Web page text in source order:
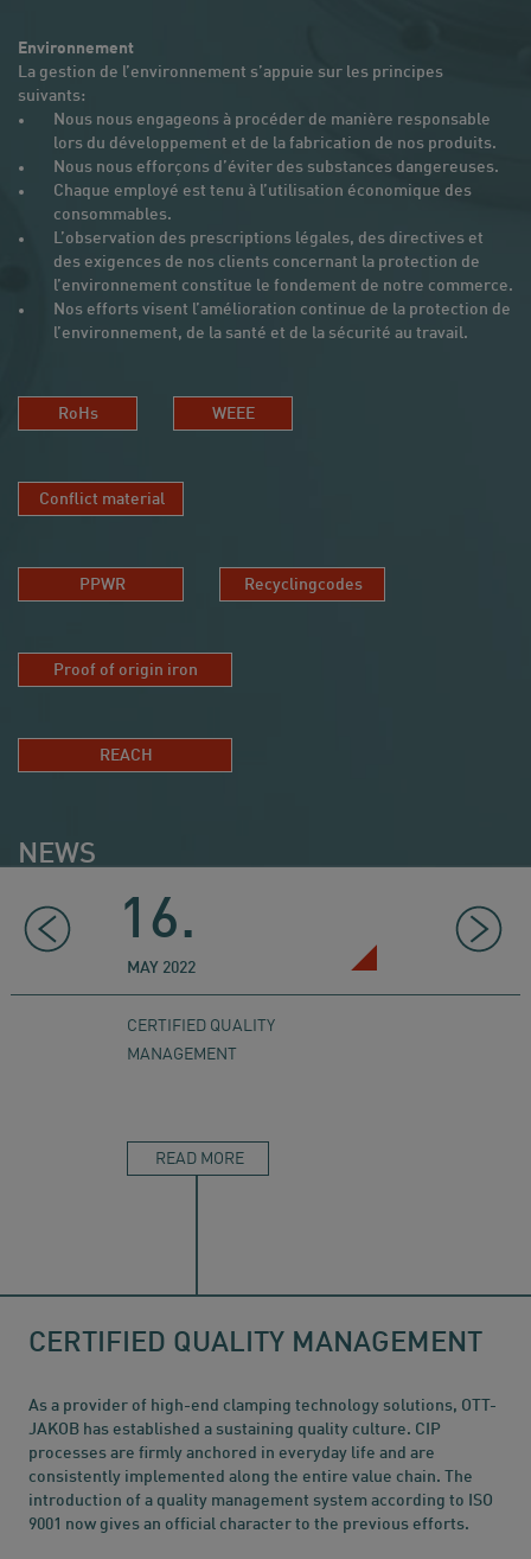
Environnement
La gestion de l’environnement s’appuie sur les principes
suivants:
Nous nous engageons à procéder de manière responsable
lors du développement et de la fabrication de nos produits.
Nous nous efforçons d’éviter des substances dangereuses.
Chaque employé est tenu à l’utilisation économique des
consommables.
L’observation des prescriptions légales, des directives et
des exigences de nos clients concernant la protection de
l’environnement constitue le fondement de notre commerce.
Nos efforts visent l’amélioration continue de la protection de
l’environnement, de la santé et de la sécurité au travail.
RoHs WEEE
Conflict material
PPWR Recyclingcodes
Proof of origin iron
REACH
NEWS
16.
MAY 2022
CERTIFIED QUALITY
MANAGEMENT
READ MORE
20.
CERTIFIED QUALITY MANAGEMENT
As a provider of high-end clamping technology solutions, OTT-
JAKOB has established a sustaining quality culture. CIP
processes are firmly anchored in everyday life and are
consistently implemented along the entire value chain. The
introduction of a quality management system according to ISO
9001 now gives an official character to the previous efforts.